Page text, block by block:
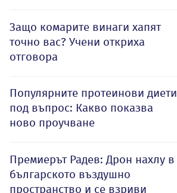
Защо комарите винаги хапят
точно вас? Учени откриха
отговора
Популярните протеинови диети
под въпрос: Какво показва
ново проучване
Премиерът Радев: Дрон нахлу в
българското въздушно
пространство и се взриви